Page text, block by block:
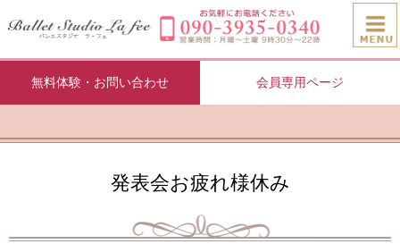
無料体験・お問い合わせ 会員専用ページ
発表会お疲れ様休み